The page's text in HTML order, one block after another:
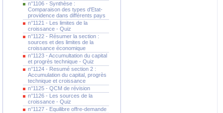
n°1106 - Synthèse :
Comparaison des types d'Etat-
providence dans différents pays
n°1121 - Les limites de la
croissance - Quiz
n°1122 - Résumer la section :
sources et des limites de la
croissance économique
n°1123 - Accumultation du capital
et progrès technique - Quiz
n°1124 - Resumé section 2 :
Accumulation du capital, progrès
technique et croissance
n°1125 - QCM de révision
n°1126 - Les sources de la
croissance - Quiz
n°1127 - Equilibre offre-demande